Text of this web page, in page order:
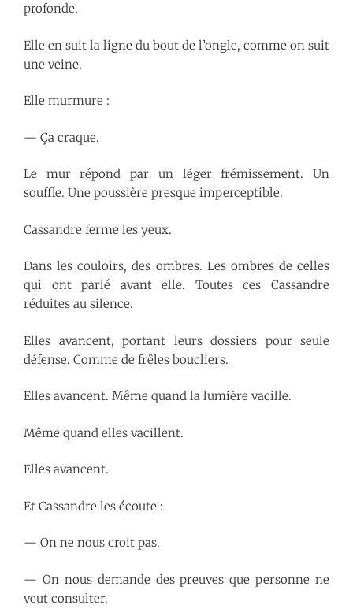
profonde.
Elle en suit la ligne du bout de l’ongle, comme on suit
une veine.
Elle murmure :
— Ça craque.
Le mur répond par un léger frémissement. Un
souffle. Une poussière presque imperceptible.
Cassandre ferme les yeux.
Dans les couloirs, des ombres. Les ombres de celles
qui ont parlé avant elle. Toutes ces Cassandre
réduites au silence.
Elles avancent, portant leurs dossiers pour seule
défense. Comme de frêles boucliers.
Elles avancent. Même quand la lumière vacille.
Même quand elles vacillent.
Elles avancent.
Et Cassandre les écoute :
— On ne nous croit pas.
— On nous demande des preuves que personne ne
veut consulter.